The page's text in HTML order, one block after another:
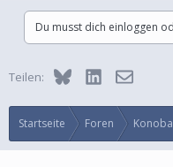
Du musst dich einloggen
Teilen: BlueskyLinkedInE-Mail
Startseite Foren Konoba